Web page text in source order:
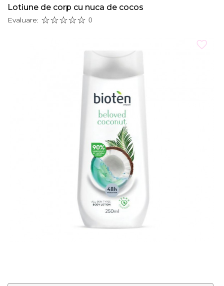
Lotiune de corp cu nuca de cocos
Evaluare: 0